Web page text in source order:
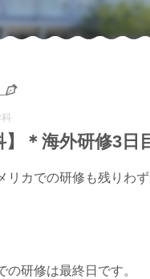
】＊海外研修3日
リカでの研修も残りわ
の研修は最終日です。